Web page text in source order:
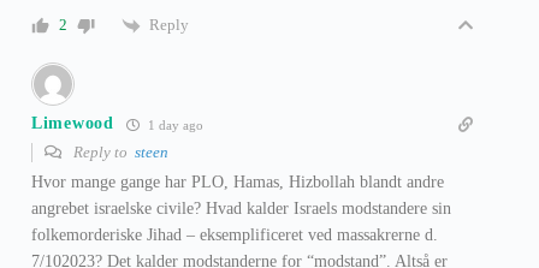
2
Reply
Limewood 1 day ago
Reply to steen
Hvor mange gange har PLO, Hamas, Hizbollah blandt andre
angrebet israelske civile? Hvad kalder Israels modstandere sin
folkemorderiske Jihad – eksemplificeret ved massakrerne d.
7/102023? Det kalder modstanderne for “modstand”. Altså er